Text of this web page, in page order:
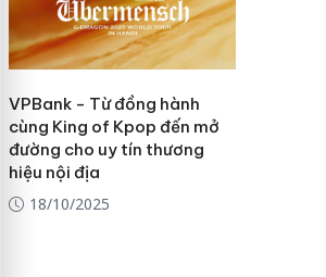
VPBank - Từ đồng hành
cùng King of Kpop đến mở
đường cho uy tín thương
hiệu nội địa
18/10/2025